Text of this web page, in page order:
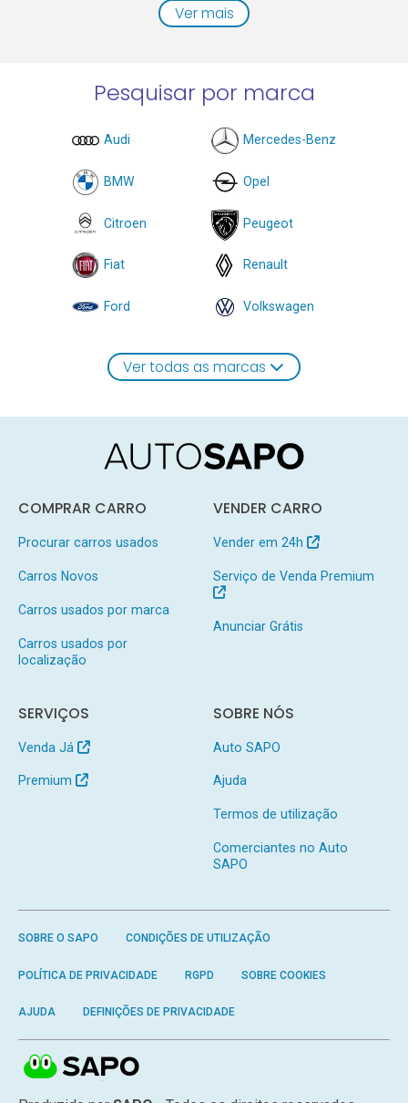
Ver mais
Pesquisar por marca
Audi
BMW
Citroen
Fiat
Ford
Mercedes-Benz
Opel
Peugeot
Renault
Volkswagen
Ver todas as marcas
COMPRAR CARRO
Procurar carros usados
Carros Novos
Carros usados por marca
Carros usados por
localização
VENDER CARRO
Vender em 24h
Serviço de Venda Premium
Anunciar Grátis
SERVIÇOS
Venda Já
Premium
SOBRE NÓS
Auto SAPO
Ajuda
Termos de utilização
Comerciantes no Auto
SAPO
SOBRE O SAPO CONDIÇÕES DE UTILIZAÇÃO
POLÍTICA DE PRIVACIDADE RGPD SOBRE COOKIES
AJUDA DEFINIÇÕES DE PRIVACIDADE